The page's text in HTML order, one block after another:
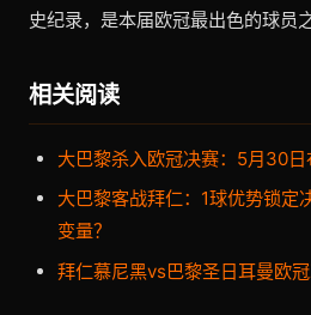
史纪录，是本届欧冠最出色的球员之
相关阅读
大巴黎杀入欧冠决赛：5月30
大巴黎客战拜仁：1球优势锁定
变量？
拜仁慕尼黑vs巴黎圣日耳曼欧